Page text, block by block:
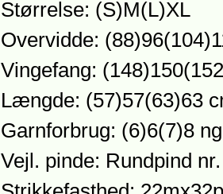
Størrelse: (S)M(L)XL
Overvidde:
Vingefang:
Længde: (57)57(63)63
Garnforbrug: (6)6(7)8
Vejl. pinde: Rundpind